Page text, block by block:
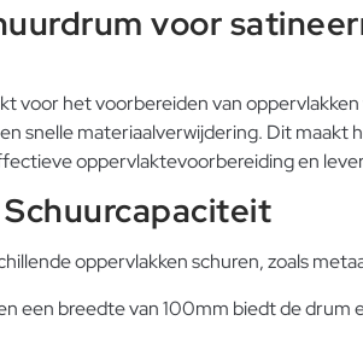
voor
voor het voorbereiden van
snelle materiaalverwijdering. Dit
oppervlaktevoorbereiding en
oppervlakken schuren, zoals
een breedte van 100mm biedt de